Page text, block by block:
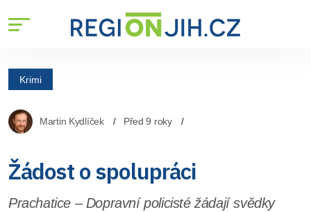
Krimi
Martin Kydlíček Před 9 roky
Žádost o spolupráci
Prachatice – Dopravní policisté žádají svědky